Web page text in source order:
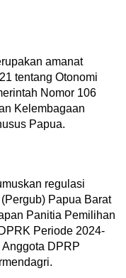
amanat
tentang Otonomi
Nomor 106
Kelembagaan
Papua.
regulasi
Papua Barat
Panitia Pemilihan
Periode 2024-
DPRP